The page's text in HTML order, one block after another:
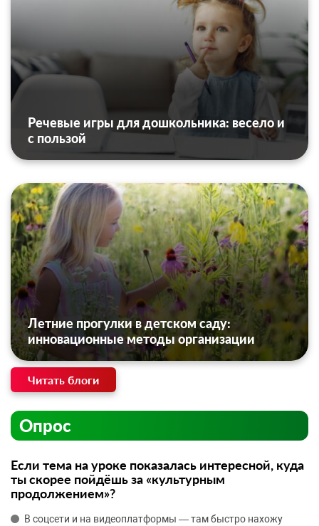
Речевые игры для дошкольника: весело и
с пользой
Летние прогулки в детском саду:
инновационные методы организации
Читать блоги
Опрос
Если тема на уроке показалась интересной, куда
ты скорее пойдёшь за «культурным
продолжением»?
В соцсети и на видеоплатформы — там быстро нахожу